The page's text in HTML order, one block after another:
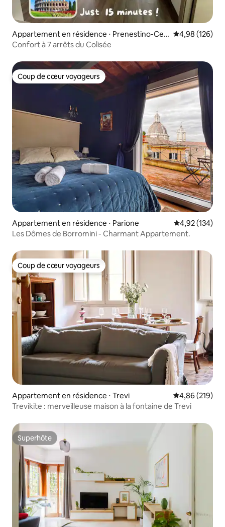
Appartement en résidence ⋅ Prenestino-Cen
tocelle
Évaluation
4,98 (126)
Confort à 7 arrêts du Colisée
Coup de cœur voyageurs
Coup de cœur voyageurs
Appartement en résidence ⋅ Parione Évaluation
4,92 (134)
Les Dômes de Borromini - Charmant Appartement.
Coup de cœur voyageurs
Coup de cœur voyageurs
Appartement en résidence ⋅ Trevi Évaluation
4,86 (219)
Trevikite : merveilleuse maison à la fontaine de Trevi
Superhôte
Superhôte